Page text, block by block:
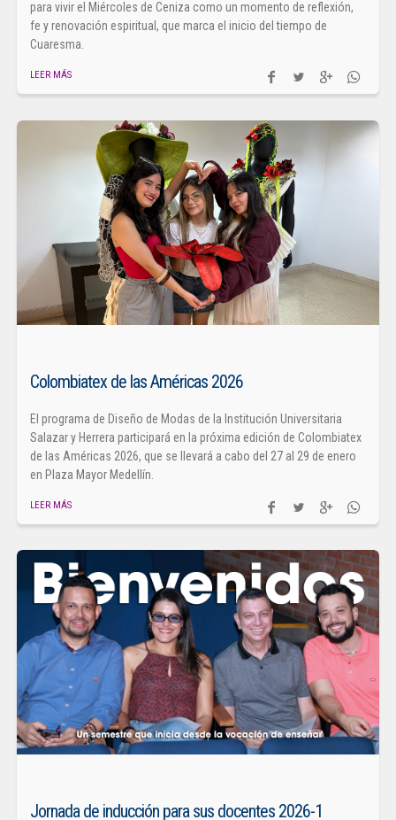
para vivir el Miércoles de Ceniza como un momento de reflexión,
fe y renovación espiritual, que marca el inicio del tiempo de
Cuaresma.
LEER MÁS
Colombiatex de las Américas 2026
El programa de Diseño de Modas de la Institución Universitaria
Salazar y Herrera participará en la próxima edición de Colombiatex
de las Américas 2026, que se llevará a cabo del 27 al 29 de enero
en Plaza Mayor Medellín.
LEER MÁS
Jornada de inducción para sus docentes 2026-1